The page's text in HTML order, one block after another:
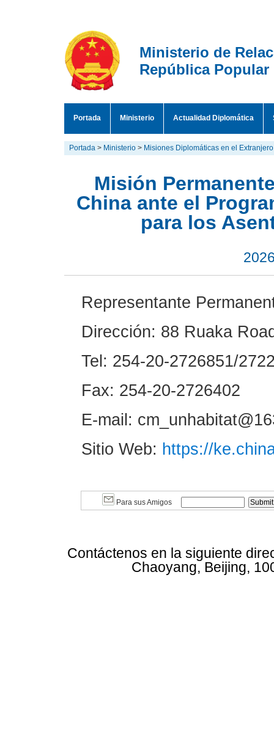
Ministerio de
República Popular
Portada Ministerio Actualidad Diplomática
Portada > Ministerio > Misiones Diplomáticas en el Extranjero
Misión
China ante el
para los
Representante
Dirección: 88 Ruaka
Tel: 254-20-2726851/
Fax: 254-20-2726402
E-mail:
Sitio Web: https://
Para sus Amigos
Contáctenos en la siguiente
Chaoyang, Beijing,